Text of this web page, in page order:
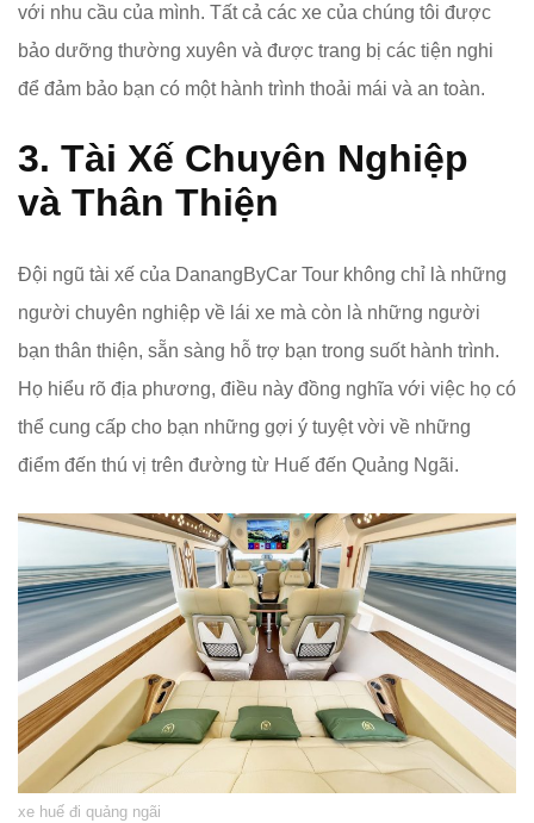
với nhu cầu của mình. Tất cả các xe của chúng tôi được
bảo dưỡng thường xuyên và được trang bị các tiện nghi
để đảm bảo bạn có một hành trình thoải mái và an toàn.
3. Tài Xế Chuyên Nghiệp
và Thân Thiện
Đội ngũ tài xế của DanangByCar Tour không chỉ là những
người chuyên nghiệp về lái xe mà còn là những người
bạn thân thiện, sẵn sàng hỗ trợ bạn trong suốt hành trình.
Họ hiểu rõ địa phương, điều này đồng nghĩa với việc họ có
thể cung cấp cho bạn những gợi ý tuyệt vời về những
điểm đến thú vị trên đường từ Huế đến Quảng Ngãi.
xe huế đi quảng ngãi